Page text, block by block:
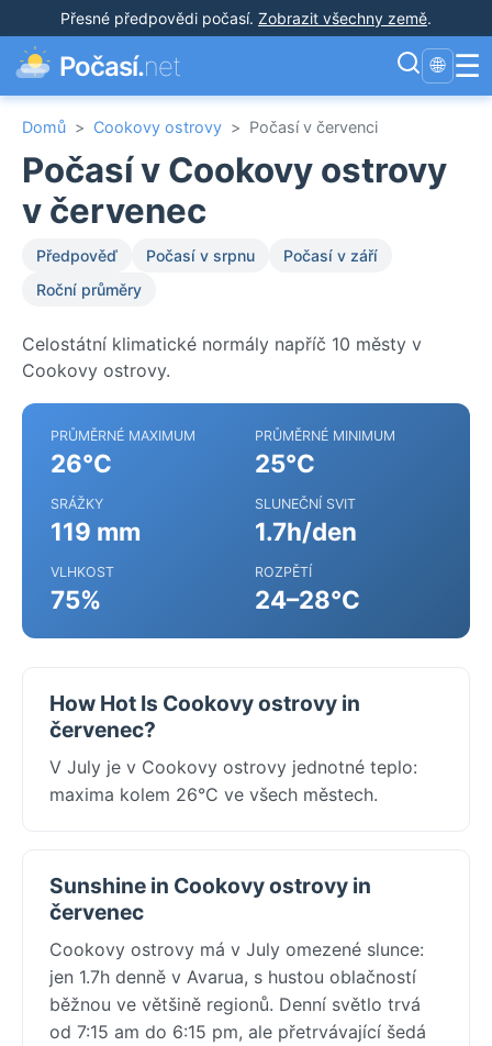
Přesné předpovědi počasí. Zobrazit všechny země.
Počasí.net 🌐 ☰
Domů > Cookovy ostrovy > Počasí v červenci
Počasí v Cookovy ostrovy
v červenec
Předpověď Počasí v srpnu
Počasí v září
Roční průměry
Celostátní klimatické normály napříč 10 městy v
Cookovy ostrovy.
PRŮMĚRNÉ MAXIMUM
26°C
PRŮMĚRNÉ MINIMUM
25°C
SRÁŽKY
119 mm
SLUNEČNÍ SVIT
1.7h/den
VLHKOST
75%
ROZPĚTÍ
24–28°C
How Hot Is Cookovy ostrovy in
červenec?
V July je v Cookovy ostrovy jednotné teplo:
maxima kolem 26°C ve všech městech.
Sunshine in Cookovy ostrovy in
červenec
Cookovy ostrovy má v July omezené slunce:
jen 1.7h denně v Avarua, s hustou oblačností
běžnou ve většině regionů. Denní světlo trvá
od 7:15 am do 6:15 pm, ale přetrvávající šedá